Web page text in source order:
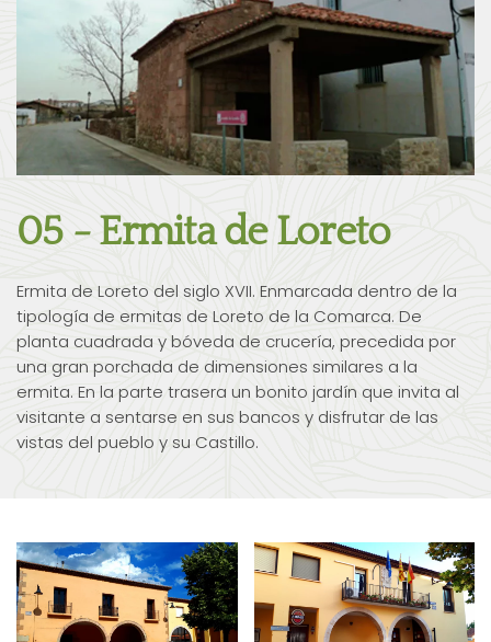
05 - Ermita de Loreto
Ermita de Loreto del siglo XVII. Enmarcada dentro de la
tipología de ermitas de Loreto de la Comarca. De
planta cuadrada y bóveda de crucería, precedida por
una gran porchada de dimensiones similares a la
ermita. En la parte trasera un bonito jardín que invita al
visitante a sentarse en sus bancos y disfrutar de las
vistas del pueblo y su Castillo.